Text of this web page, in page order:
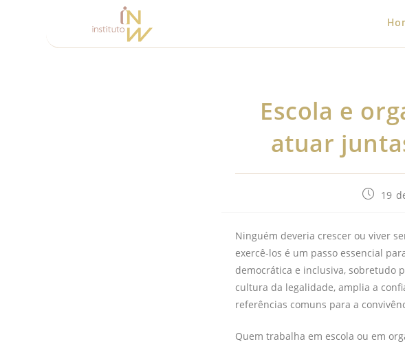
Escola e
atuar
19
Ninguém deveria crescer ou viver
exercê-los é um passo essencial
democrática e inclusiva, sobretudo
cultura da legalidade, amplia a
referências comuns para a
Quem trabalha em escola ou em